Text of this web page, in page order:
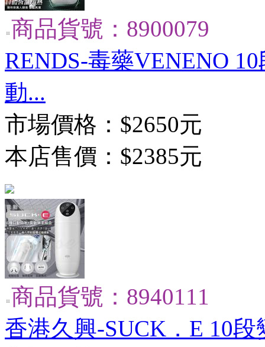
商品貨號：8900079
RENDS-毒藥VENENO
動...
市場價格： $2650元
本店售價： $2385元
商品貨號：8940111
香港久興-SUCK．E 10